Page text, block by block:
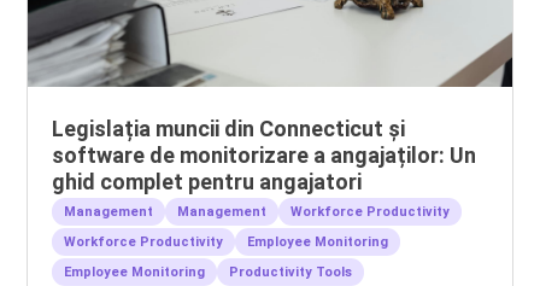
Legislația muncii din Connecticut și
software de monitorizare a angajaților: Un
ghid complet pentru angajatori
Management Management
Workforce Productivity
Workforce Productivity
Employee Monitoring
Employee Monitoring
Productivity Tools